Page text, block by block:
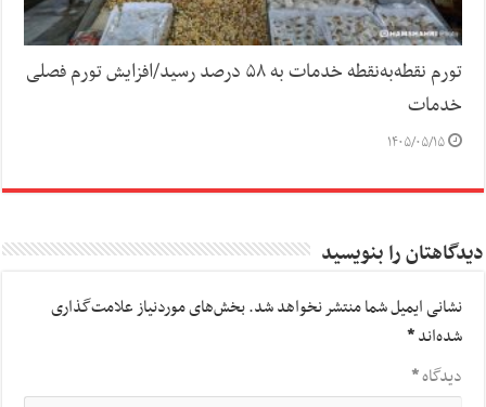
تورم نقطه‌به‌نقطه خدمات به ۵۸ درصد رسید/افزایش تورم فصلی
خدمات
۱۴۰۵/۰۵/۱۵
دیدگاهتان را بنویسید
نشانی ایمیل شما منتشر نخواهد شد.بخش‌های موردنیاز علامت‌گذاری
شده‌اند*
دیدگاه*